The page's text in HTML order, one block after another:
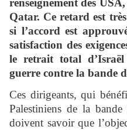
renseignement des
Qatar. Ce retard est
si l’accord est
satisfaction des
le retrait total
guerre contre la bande
Ces dirigeants, qui
Palestiniens de la
doivent savoir que